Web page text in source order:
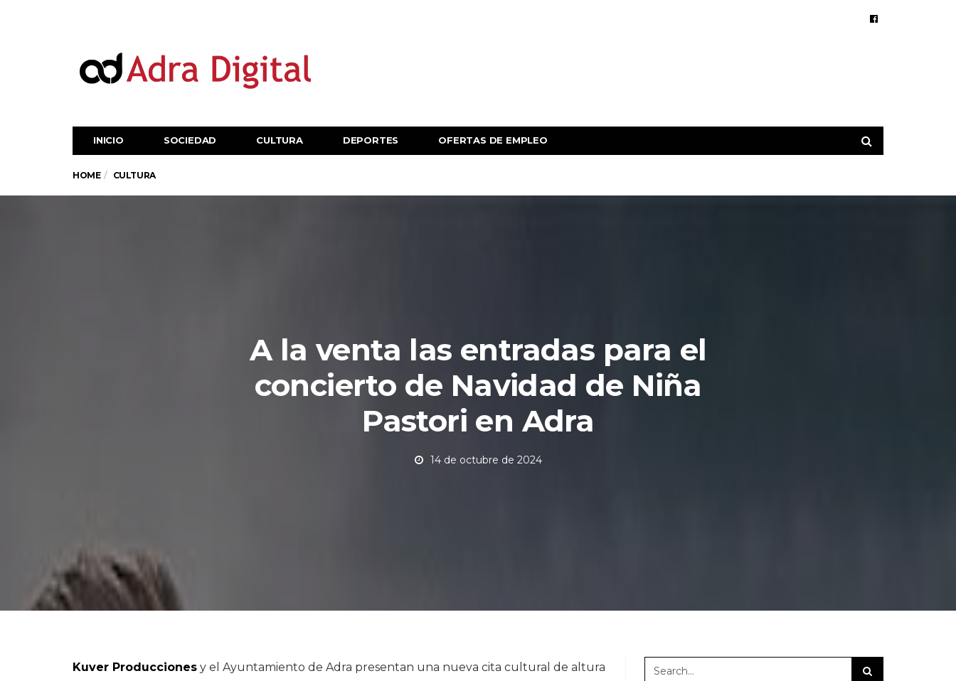
INICIO SOCIEDAD CULTURA DEPORTES OFERTAS DE EMPLEO
HOME CULTURA
A la venta las entradas para el
concierto de Navidad de Niña
Pastori en Adra
14 de octubre de 2024
Kuver Producciones y el Ayuntamiento de Adra presentan una nueva cita cultural de altura